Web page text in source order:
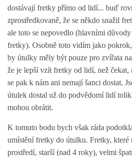
PÉČE O FRETKU
CHCI SI POŘÍDIT FRETKU
VÝCHOVA FRETKY
NEMOCI FRETEK
JAK FRETKA BYDLÍ
dostávají fretky přímo od lidí... buď
zprostředkovaně, že se někdo snažil
ale toto se nepovedlo (hlavními
fretky). Osobně toto vidím jako
by útulky měly být pouze pro zvířata
že je lepší vzít fretky od lidí, než čekat,
se pak k nám ani nemají šanci dostat.
útulek dostal už do podvědomí lidí
mohou obrátit.
K tomuto bodu bych však ráda
umístění fretky do útulku. Fretky, které
prostředí, starší (nad 4 roky), velmi